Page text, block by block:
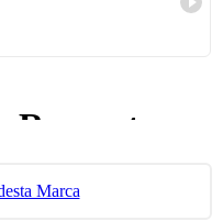
nos materiais;